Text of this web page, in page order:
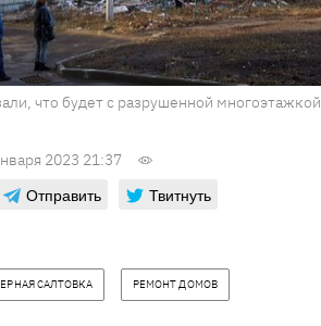
что будет с разрушенной
2023 21:37
Отправить Твитнуть
САЛТОВКА РЕМОНТ ДОМОВ